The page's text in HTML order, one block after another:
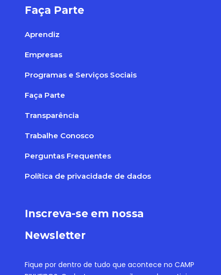
Faça Parte
Aprendiz
Empresas
Programas e Serviços Sociais
Faça Parte
Transparência
Trabalhe Conosco
Perguntas Frequentes
Política de privacidade de dados
Inscreva-se em nossa
Newsletter
Fique por dentro de tudo que acontece no CAMP